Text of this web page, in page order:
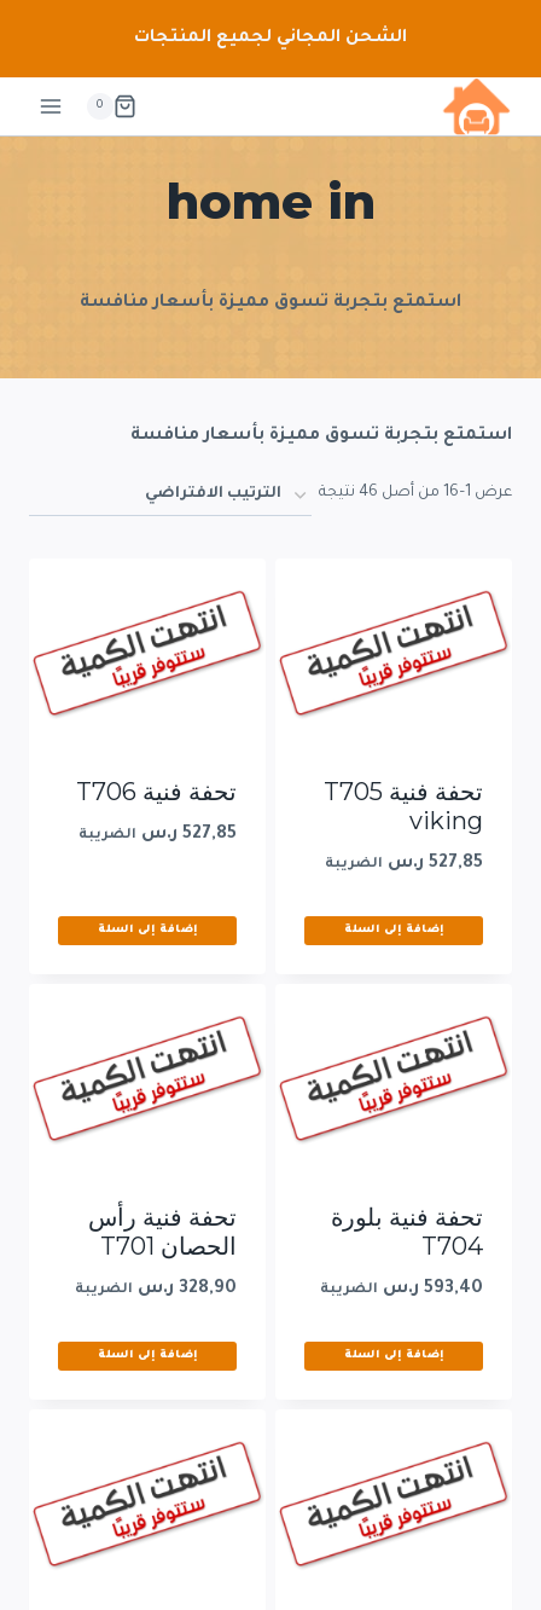
المحتوى
الشحن المجاني لجميع المنتجات
0
home in
استمتع بتجربة تسوق مميزة بأسعار منافسة
استمتع بتجربة تسوق مميزة بأسعار منافسة
عرض 1–16 من أصل 46 نتيجة
تحفة فنية T705
viking
527,85 ر.س الضريبة
إضافة إلى السلة
تحفة فنية T706
527,85 ر.س الضريبة
إضافة إلى السلة
تحفة فنية بلورة
T704
593,40 ر.س الضريبة
إضافة إلى السلة
تحفة فنية رأس
الحصان T701
328,90 ر.س الضريبة
إضافة إلى السلة